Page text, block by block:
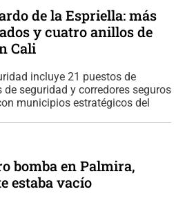
de la Espriella: más
y cuatro anillos de
Cali
incluye 21 puestos de
seguridad y corredores seguros
municipios estratégicos del
bomba en Palmira,
estaba vacío